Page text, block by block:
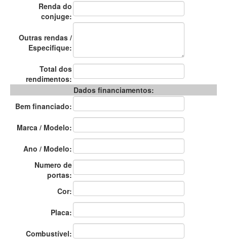
Renda do
conjuge:
Outras rendas /
Especifique:
Total dos
rendimentos:
Dados financiamentos:
Bem financiado:
Marca / Modelo:
Ano / Modelo:
Numero de
portas:
Cor:
Placa:
Combustível: